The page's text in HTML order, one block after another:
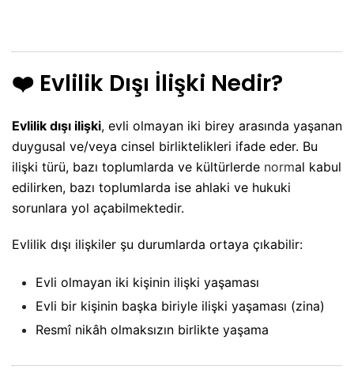
❤️ Evlilik Dışı İlişki Nedir?
Evlilik dışı ilişki, evli olmayan iki birey arasında yaşanan
duygusal ve/veya cinsel birliktelikleri ifade eder. Bu
ilişki türü, bazı toplumlarda ve kültürlerde normal kabul
edilirken, bazı toplumlarda ise ahlaki ve hukuki
sorunlara yol açabilmektedir.
Evlilik dışı ilişkiler şu durumlarda ortaya çıkabilir:
Evli olmayan iki kişinin ilişki yaşaması
Evli bir kişinin başka biriyle ilişki yaşaması (zina)
Resmî nikâh olmaksızın birlikte yaşama